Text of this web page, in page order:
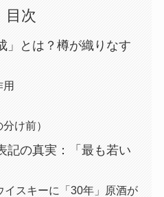
目次
」とは？樽が織りなす
用
け前）
記の真実：「最も若い
イスキーに「30年」原酒が